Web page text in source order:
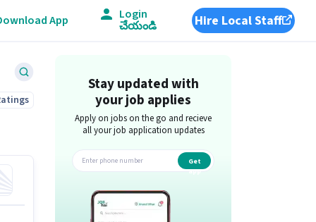
App Login
చేయండి Hire Local Staff
Stay updated with
your job applies
Apply on jobs on the go and recieve
all your job application updates
Get
app